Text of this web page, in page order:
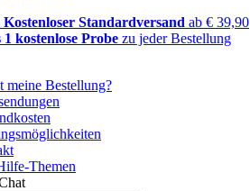
Standardversand ab € 39,90
kostenlose Probe zu jeder Bestellung
meine Bestellung?
Themen